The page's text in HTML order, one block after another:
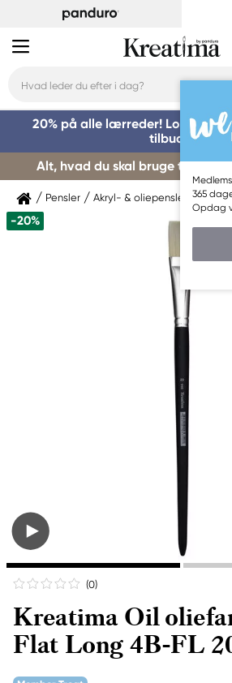
365
Opdag
20% på alle lærreder! Log på
tilbuddet »
Alt, hvad du skal bruge til
Pensler Akryl- & oliepensler Akryl-
-20%
(0)
Kreatima Oil
Flat Long 4B-FL